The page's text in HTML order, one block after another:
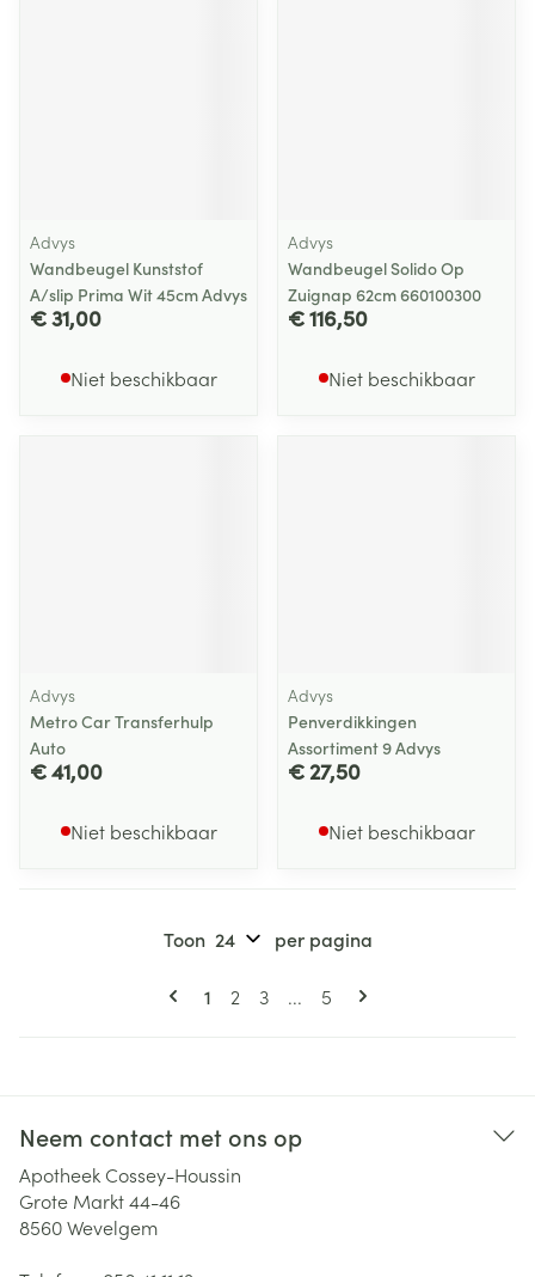
Advys
Wandbeugel Kunststof
A/slip Prima Wit 45cm Advys
€ 31,00
Niet beschikbaar
Advys
Wandbeugel Solido Op
Zuignap 62cm 660100300
€ 116,50
Niet beschikbaar
Advys
Metro Car Transferhulp
Auto
€ 41,00
Niet beschikbaar
Advys
Penverdikkingen
Assortiment 9 Advys
€ 27,50
Niet beschikbaar
Pagina's
U lees momenteel pagina
1 Pagina
2 Pagina
3 ... Pagina
5
Toon per pagina
Neem contact met ons op
Apotheek Cossey-Houssin
Grote Markt 44-46
8560Wevelgem